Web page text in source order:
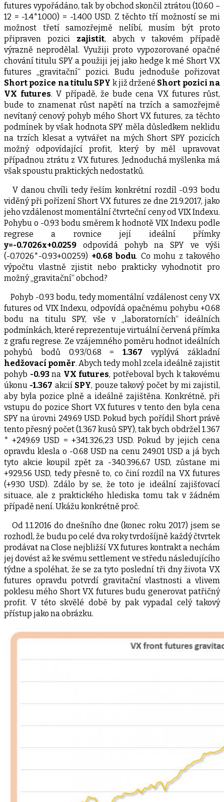
futures vypořádáno, tak by obchod skončil ztrátou (10.60 –
12 = -1.4*1.000) = -1.400 USD. Z těchto tří možností se mi
možnost třetí samozřejmě nelíbí, musím být proto
připraven pozici zajistit, abych v takovém případě
výrazně neprodělal. Využiji proto vypozorované opačné
chování titulu SPY a použiji jej jako hedge k mé Short VX
futures „gravitační“ pozici. Budu jednoduše pořizovat
Short pozice na titulu SPY k již držené Short pozici na
VX futures. V případě, že bude cena VX futures růst,
bude to znamenat růst napětí na trzích a samozřejmě
nevítaný cenový pohyb mého Short VX futures, za těchto
podmínek by však hodnota SPY měla důsledkem neklidu
na trzích klesat a vytvářet na mých Short SPY pozicích
možný odpovídající profit, který by měl upravovat
případnou ztrátu z VX futures. Jednoduchá myšlenka má
však spoustu praktických nedostatků.
V danou chvíli tedy řeším konkrétní rozdíl -0.93 bodu
viděný při pořízení Short VX futures ze dne 21.9.2017, jako
jeho vzdálenost momentální čtvrteční ceny od VIX Indexu.
Pohybu o -0.93 bodu směrem k hodnotě VIX Indexu podle
regrese a rovnice její ideální přímky
y=-0.7026x+0.0259 odpovídá pohyb na SPY ve výši
(-0.7026*-0.93+0.0259) +0.68 bodu. Co mohu z takového
výpočtu vlastně zjistit nebo prakticky vyhodnotit pro
možný „gravitační“ obchod?
Pohyb -0.93 bodu, tedy momentální vzdálenost ceny VX
futures od VIX Indexu, odpovídá opačnému pohybu +0.68
bodu na titulu SPY, vše v „laboratorních“ ideálních
podmínkách, které reprezentuje virtuální červená přímka
z grafu regrese. Ze vzájemného poměru hodnot ideálních
pohybů bodů 0.93/0.68 =1.367 vyplývá základní
hedžovací poměr. Abych tedy mohl zcela ideálně zajistit
pohyb -0.93na VX futures, potřeboval bych k takovému
úkonu -1.367 akcií SPY, pouze takový počet by mi zajistil,
aby byla pozice plně a ideálně zajištěna. Konkrétně, při
vstupu do pozice Short VX futures v tento den byla cena
SPY na úrovni 249.69 USD. Pokud bych pořídil Short právě
tento přesný počet (1.367 kusů SPY), tak bych obdržel 1.367
* +249.69 USD = +341.326,23 USD. Pokud by jejich cena
opravdu klesla o -0.68 USD na cenu 249.01 USD a já bych
tyto akcie koupil zpět za -340.396,67 USD, zůstane mi
+929,56 USD, tedy přesně to, co činí rozdíl na VX futures
(+930 USD). Zdálo by se, že toto je ideální zajišťovací
situace, ale z praktického hlediska tomu tak v žádném
případě není. Ukážu konkrétně proč.
Od 1.1.2016 do dnešního dne (konec roku 2017) jsem se
rozhodl, že budu po celé dva roky tvrdošíjně každý čtvrtek
prodávat na Close nejbližší VX futures kontrakt a nechám
jej dovést až ke svému settlement ve středu následujícího
týdne a spoléhat, že se za tyto poslední tři dny života VX
futures opravdu potvrdí gravitační vlastnosti a vlivem
poklesu mého Short VX futures budu generovat patřičný
profit. V této skvělé době by pak vypadal celý takový
přístup jako na obrázku.